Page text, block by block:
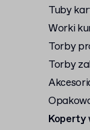
Tuby
Worki
Torby
Torby
Koperty